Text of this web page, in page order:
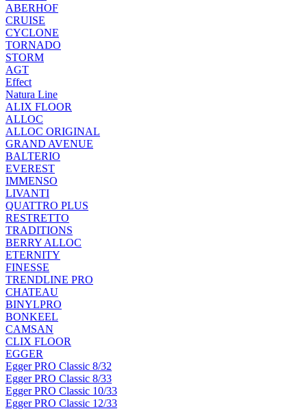
ABERHOF
CRUISE
CYCLONE
TORNADO
STORM
AGT
Effect
Natura Line
ALIX FLOOR
ALLOC
ALLOC ORIGINAL
GRAND AVENUE
BALTERIO
EVEREST
IMMENSO
LIVANTI
QUATTRO PLUS
RESTRETTO
TRADITIONS
BERRY ALLOC
ETERNITY
FINESSE
TRENDLINE PRO
CHATEAU
BINYLPRO
BONKEEL
CAMSAN
CLIX FLOOR
EGGER
Egger PRO Classic 8/32
Egger PRO Classic 8/33
Egger PRO Classic 10/33
Egger PRO Classic 12/33